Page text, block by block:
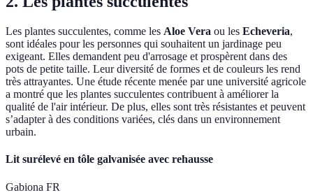
Les plantes succulentes, comme les Aloe Vera ou les Echeveria,
sont idéales pour les personnes qui souhaitent un jardinage peu
exigeant. Elles demandent peu d'arrosage et prospèrent dans des
pots de petite taille. Leur diversité de formes et de couleurs les rend
très attrayantes. Une étude récente menée par une université agricole
a montré que les plantes succulentes contribuent à améliorer la
qualité de l'air intérieur. De plus, elles sont très résistantes et peuvent
s’adapter à des conditions variées, clés dans un environnement
urbain.
Lit surélevé en tôle galvanisée avec rehausse
Gabiona FR